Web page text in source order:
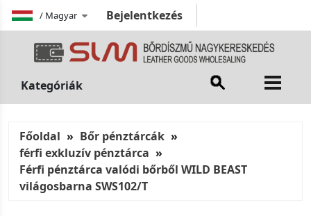
/ Magyar Bejelentkezés
Kategóriák
Főoldal
Bőr pénztárcák
férfi exkluzív pénztárca
Férfi pénztárca valódi bőrből WILD BEAST
világosbarna SWS102/T